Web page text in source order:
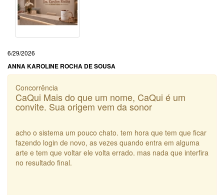
6/29/2026
ANNA KAROLINE ROCHA DE SOUSA
Concorrência
CaQui Mais do que um nome, CaQui é um
convite. Sua origem vem da sonor
acho o sistema um pouco chato. tem hora que tem que ficar
fazendo login de novo, as vezes quando entra em alguma
arte e tem que voltar ele volta errado. mas nada que interfira
no resultado final.